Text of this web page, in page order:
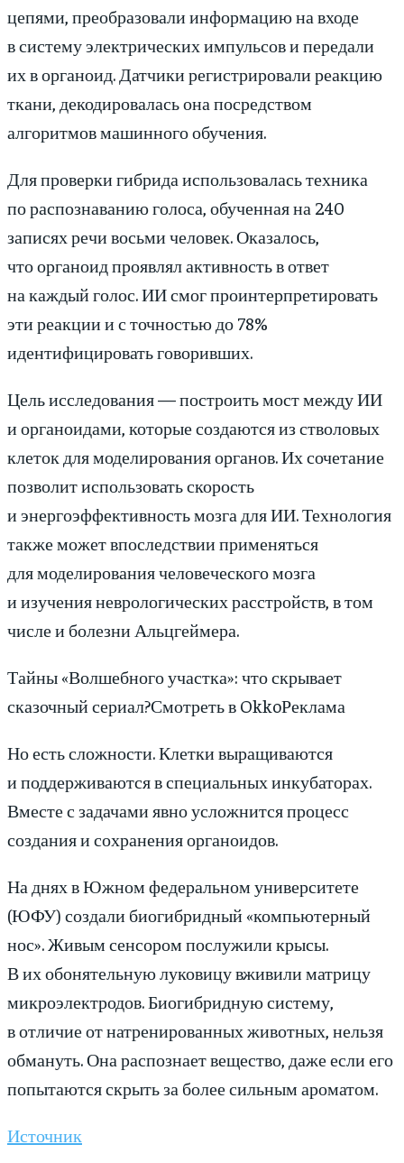
цепями, преобразовали информацию на входе
в систему электрических импульсов и передали
их в органоид. Датчики регистрировали реакцию
ткани, декодировалась она посредством
алгоритмов машинного обучения.
Для проверки гибрида использовалась техника
по распознаванию голоса, обученная на 240
записях речи восьми человек. Оказалось,
что органоид проявлял активность в ответ
на каждый голос. ИИ смог проинтерпретировать
эти реакции и с точностью до 78%
идентифицировать говоривших.
Цель исследования — построить мост между ИИ
и органоидами, которые создаются из стволовых
клеток для моделирования органов. Их сочетание
позволит использовать скорость
и энергоэффективность мозга для ИИ. Технология
также может впоследствии применяться
для моделирования человеческого мозга
и изучения неврологических расстройств, в том
числе и болезни Альцгеймера.
Тайны «Волшебного участка»: что скрывает
сказочный сериал?Смотреть в OkkoРеклама
Но есть сложности. Клетки выращиваются
и поддерживаются в специальных инкубаторах.
Вместе с задачами явно усложнится процесс
создания и сохранения органоидов.
На днях в Южном федеральном университете
(ЮФУ) создали биогибридный «компьютерный
нос». Живым сенсором послужили крысы.
В их обонятельную луковицу вживили матрицу
микроэлектродов. Биогибридную систему,
в отличие от натренированных животных, нельзя
обмануть. Она распознает вещество, даже если его
попытаются скрыть за более сильным ароматом.
Источник